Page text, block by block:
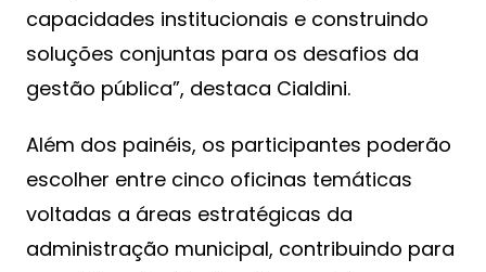
capacidades institucionais e construindo
soluções conjuntas para os desafios da
gestão pública”, destaca Cialdini.
Além dos painéis, os participantes poderão
escolher entre cinco oficinas temáticas
voltadas a áreas estratégicas da
administração municipal, contribuindo para